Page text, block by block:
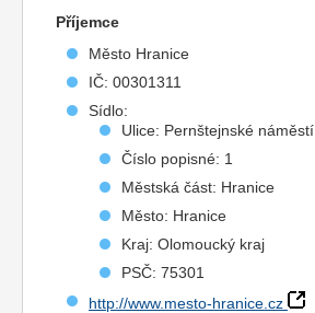
Příjemce
Město Hranice
IČ: 00301311
Sídlo:
Ulice: Pernštejnské náměstí
Číslo popisné: 1
Městská část: Hranice
Město: Hranice
Kraj: Olomoucký kraj
PSČ: 75301
http://www.mesto-hranice.cz